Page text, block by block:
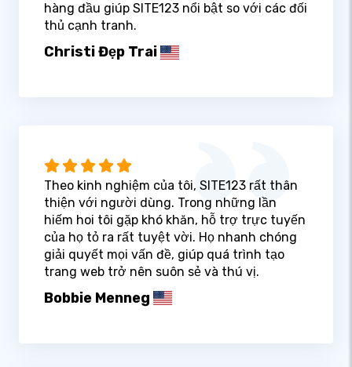
hàng đầu giúp SITE123 nổi bật so với các đối
thủ cạnh tranh.
Christi Đẹp Trai
Theo kinh nghiệm của tôi, SITE123 rất thân
thiện với người dùng. Trong những lần
hiếm hoi tôi gặp khó khăn, hỗ trợ trực tuyến
của họ tỏ ra rất tuyệt vời. Họ nhanh chóng
giải quyết mọi vấn đề, giúp quá trình tạo
trang web trở nên suôn sẻ và thú vị.
Bobbie Menneg